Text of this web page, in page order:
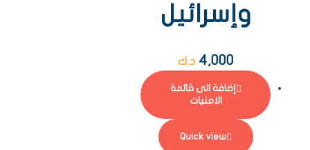
وإسرائيل
4,000 د.ك
إضافة الى قائمة
الامنيات
Quick view